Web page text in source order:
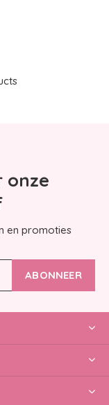
onze
en promoties
ABONNEER